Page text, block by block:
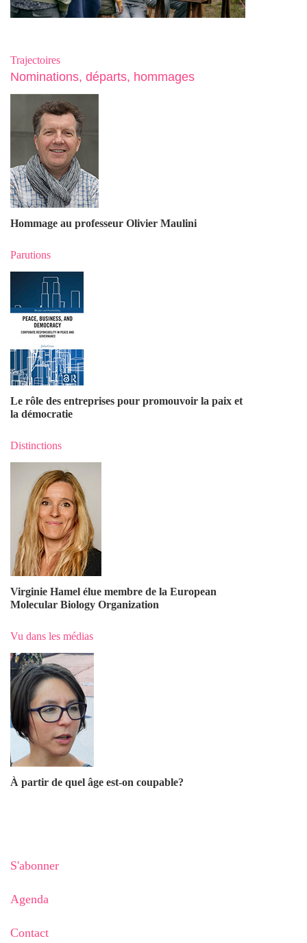
Trajectoires
Nominations, départs, hommages
Hommage au professeur Olivier Maulini
Parutions
Le rôle des entreprises pour promouvoir la paix et
la démocratie
Distinctions
Virginie Hamel élue membre de la European
Molecular Biology Organization
Vu dans les médias
À partir de quel âge est-on coupable?
S'abonner
Agenda
Contact